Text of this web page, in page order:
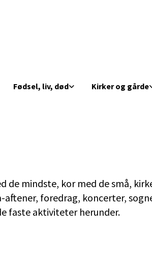
Fødsel, liv, død Kirker og gårde
de mindste, kor med de små,
foredrag, koncerter,
faste aktiviteter herunder.